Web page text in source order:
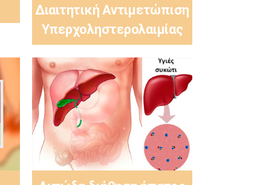
Διαιτητική Αντιμετώπιση
Υπερχοληστερολαιμίας